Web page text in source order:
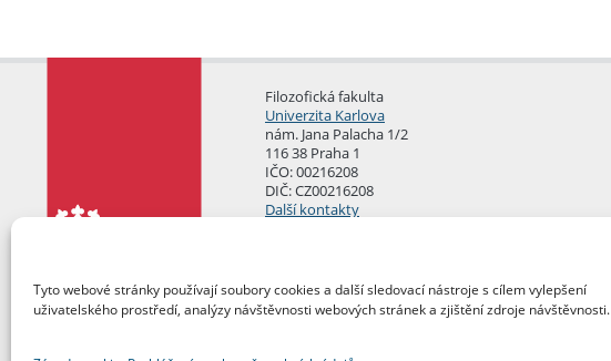
Tyto webové stránky používají soubory cookies a další sledovací nástroje s cílem vylepšení
uživatelského prostředí, analýzy návštěvnosti webových stránek a zjištění zdroje návštěvnosti.
Filozofická fakulta
Univerzita Karlova
nám. Jana Palacha 1/2
116 38 Praha 1
IČO: 00216208
DIČ: CZ00216208
Další kontakty